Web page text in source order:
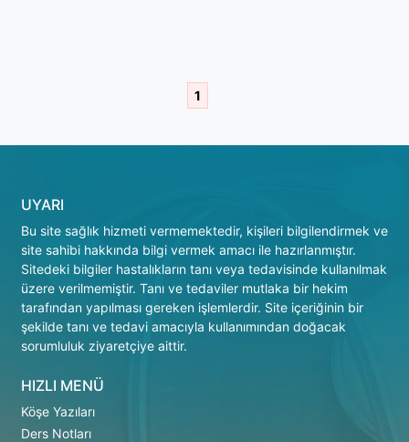
1
UYARI
Bu site sağlık hizmeti vermemektedir, kişileri bilgilendirmek ve
site sahibi hakkında bilgi vermek amacı ile hazırlanmıştır.
Sitedeki bilgiler hastalıkların tanı veya tedavisinde kullanılmak
üzere verilmemiştir. Tanı ve tedaviler mutlaka bir hekim
tarafından yapılması gereken işlemlerdir. Site içeriğinin bir
şekilde tanı ve tedavi amacıyla kullanımından doğacak
sorumluluk ziyaretçiye aittir.
HIZLI MENÜ
Köşe Yazıları
Ders Notları